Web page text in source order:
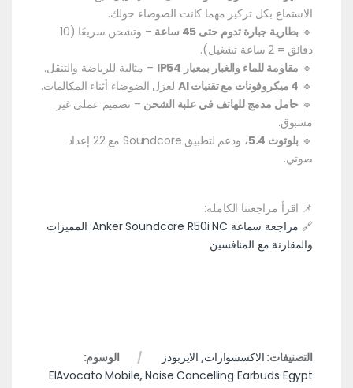
الاستماع بكل تركيز مهما كانت الضوضاء حولك.
🔹 بطارية جبارة تدوم حتى 45 ساعة
– وتشحن سريعًا (10
دقائق = 2 ساعة تشغيل).
🔹 مقاومة للماء والغبار بمعيار IP54
– مثالية للرياضة والتنقل.
🔹 4 ميكروفونات مع تقنيات AI
لعزل الضوضاء أثناء المكالمات.
🔹 حامل مدمج للهاتف في علبة الشحن – تصميم عملي غير
مسبوق.
🔹 بلوتوث 5.4
، ودعم لتطبيق Soundcore مع 22 إعداد
صوتي.
📌 اقرأ مراجعتنا الكاملة:
🔗
مراجعة سماعة Anker Soundcore R50i NC: المميزات
والمقارنة مع المنافسين
التصنيفات: الاكسسوارات, الايربودز
الوسوم:
ElAvocato Mobile,Noise Cancelling Earbuds Egypt